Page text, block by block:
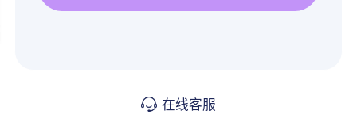
在线客服